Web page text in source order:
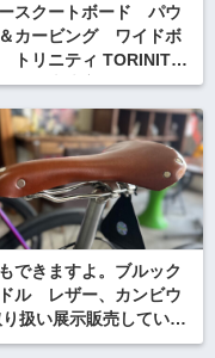
スクートボード パウ
カービング ワイドボ
トリニティ TORINITY
よ発売決定！
できますよ。ブルック
ル レザー、カンビウ
扱い展示販売していま